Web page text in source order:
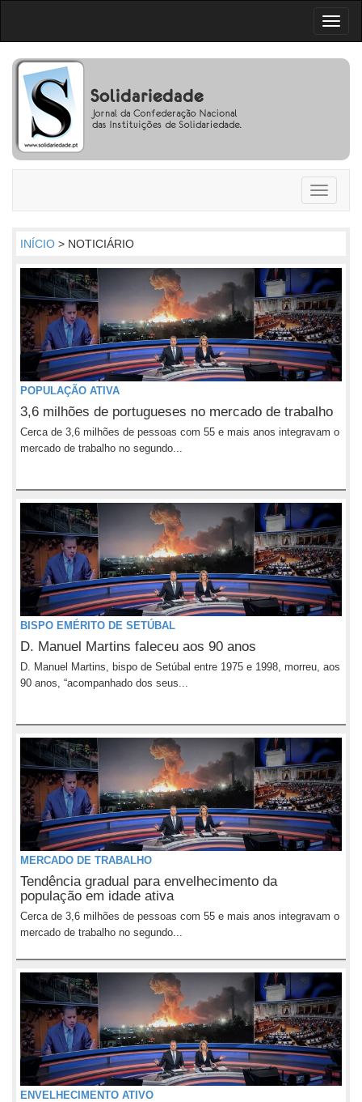
Toggle
INÍCIO > NOTICIÁRIO
POPULAÇÃO ATIVA
3,6 milhões de portugueses no mercado de trabalho
Cerca de 3,6 milhões de pessoas com 55 e mais anos integravam o
mercado de trabalho no segundo...
BISPO EMÉRITO DE SETÚBAL
D. Manuel Martins faleceu aos 90 anos
D. Manuel Martins, bispo de Setúbal entre 1975 e 1998, morreu, aos
90 anos, “acompanhado dos seus...
MERCADO DE TRABALHO
Tendência gradual para envelhecimento da
população em idade ativa
Cerca de 3,6 milhões de pessoas com 55 e mais anos integravam o
mercado de trabalho no segundo...
ENVELHECIMENTO ATIVO